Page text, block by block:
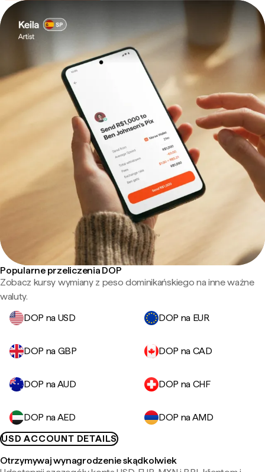
Popularne przeliczenia DOP
Zobacz kursy wymiany z peso dominikańskiego na inne ważne
waluty.
DOP na USD
DOP na EUR
DOP na GBP DOP na CAD
DOP na AUD DOP na CHF
DOP na AED
DOP na AMD
USD ACCOUNT DETAILS
Otrzymywaj wynagrodzenie skądkolwiek